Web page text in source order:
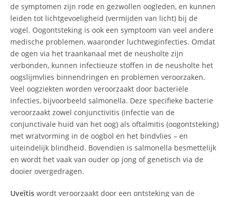
de symptomen zijn rode en gezwollen oogleden, en kunnen
leiden tot lichtgevoeligheid (vermijden van licht) bij de
vogel. Oogontsteking is ook een symptoom van veel andere
medische problemen, waaronder luchtweginfecties. Omdat
de ogen via het traankanaal met de neusholte zijn
verbonden, kunnen infectieuze stoffen in de neusholte het
oogslijmvlies binnendringen en problemen veroorzaken.
Veel oogziekten worden veroorzaakt door bacteriële
infecties, bijvoorbeeld salmonella. Deze specifieke bacterie
veroorzaakt zowel conjunctivitis (infectie van de
conjunctivale huid van het oog) als oftalmitis (oogontsteking)
met wratvorming in de oogbol en het bindvlies – en
uiteindelijk blindheid. Bovendien is salmonella besmettelijk
en wordt het vaak van ouder op jong of genetisch via de
dooier overgedragen.
Uveïtis wordt veroorzaakt door een ontsteking van de